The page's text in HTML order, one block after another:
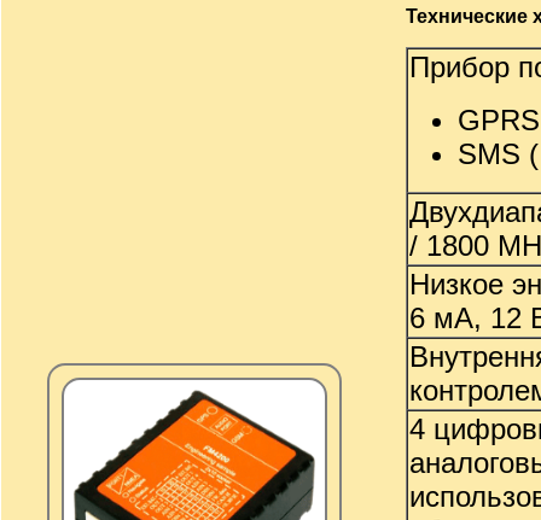
Технические
Прибор
SMS
/ 1800
Низкое
6 мА, 12
4